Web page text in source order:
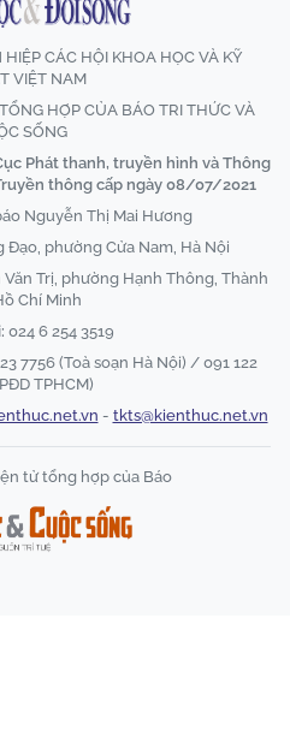
HIỆP CÁC HỘI KHOA HỌC VÀ KỸ
VIỆT NAM
HỢP CỦA BÁO TRI THỨC VÀ
SỐNG
Phát thanh, truyền hình và Thông
thông cấp ngày 08/07/2021
Nguyễn Thị Mai Hương
Đạo, phường Cửa Nam, Hà Nội
Trị, phường Hạnh Thông, Thành
Chí Minh
024 6 254 3519
7756 (Toà soạn Hà Nội) / 091 122
TPHCM)
- tkts@kienthuc.net.vn
tử tổng hợp của Báo